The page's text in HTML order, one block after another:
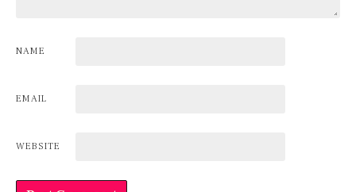
NAME
EMAIL
WEBSITE